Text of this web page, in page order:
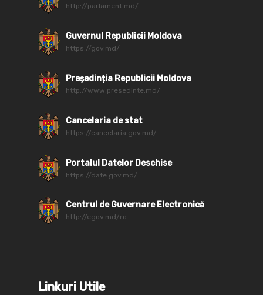
http://parlament.md/
Guvernul Republicii Moldova
https://gov.md/
Președinția Republicii Moldova
http://www.presedinte.md/
Cancelaria de stat
https://cancelaria.gov.md/
Portalul Datelor Deschise
https://date.gov.md/
Centrul de Guvernare Electronică
http://egov.md/ro
Linkuri Utile